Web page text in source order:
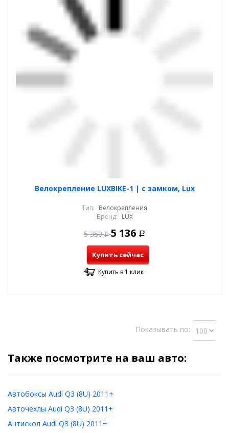
Велокрепление LUXBIKE-1 | с замком, Lux
Тип: Велокрепления
Бренд: LUX
5 350 Р 5 136 Р
Купить сейчас
Купить в 1 клик
Показывать по:
Также посмотрите на ваш авто:
Автобоксы Audi Q3 (8U) 2011+
Авточехлы Audi Q3 (8U) 2011+
Антискол Audi Q3 (8U) 2011+